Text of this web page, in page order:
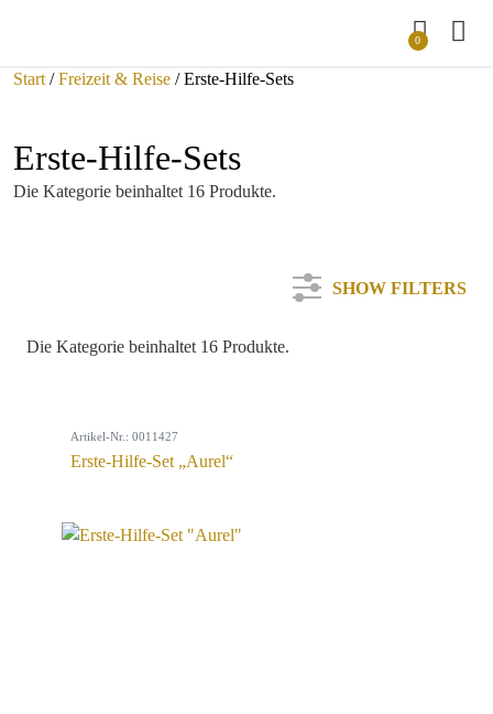
0
Start /Freizeit & Reise / Erste-Hilfe-Sets
Erste-Hilfe-Sets
Die Kategorie beinhaltet 16 Produkte.
SHOW FILTERS
Farbe
Die Kategorie beinhaltet 16 Produkte.
Artikel-Nr.: 0011427
Erste-Hilfe-Set „Aurel“